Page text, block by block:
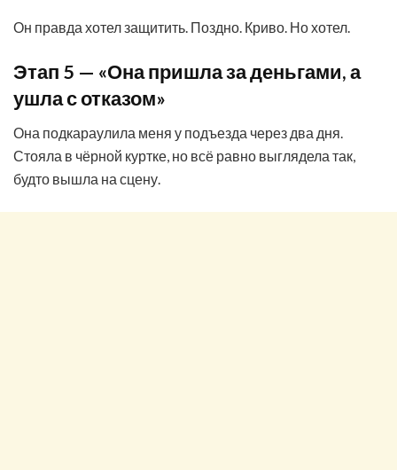
Он правда хотел защитить. Поздно. Криво. Но хотел.
Этап 5 — «Она пришла за деньгами, а
ушла с отказом»
Она подкараулила меня у подъезда через два дня.
Стояла в чёрной куртке, но всё равно выглядела так,
будто вышла на сцену.